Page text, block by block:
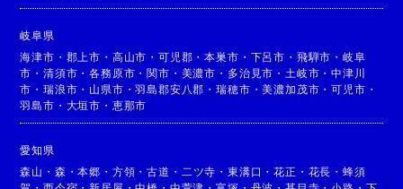
岐阜県
海津市 ・ 郡上市 ・ 高山市 ・可児郡 ・本巣市 ・ 下呂市 ・ 飛騨市 ・ 岐阜
市 ・清須市 ・各務原市 ・関市 ・ 美濃市 ・ 多治見市 ・ 土岐市 ・中津川
市 ・瑞浪市 ・ 山県市 ・羽島郡安八郡 ・瑞穂市 ・美濃加茂市 ・可児市 ・
羽島市 ・ 大垣市 ・ 恵那市
愛知県
森山 ・ 森 ・本郷 ・ 方領 ・古道 ・ 二ツ寺 ・ 東溝口 ・花正 ・ 花長 ・ 蜂須